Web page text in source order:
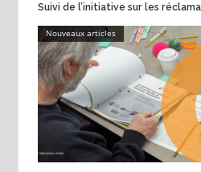
Suivi de l’initiative sur les
Nouveaux articles